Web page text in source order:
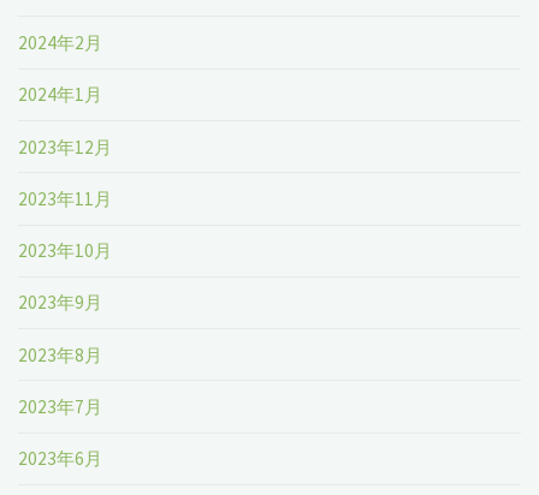
2024年2月
2024年1月
2023年12月
2023年11月
2023年10月
2023年9月
2023年8月
2023年7月
2023年6月